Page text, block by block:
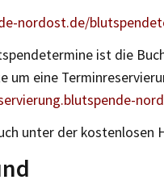
nordost.de/
ist die
um eine
unter der kostenlosen